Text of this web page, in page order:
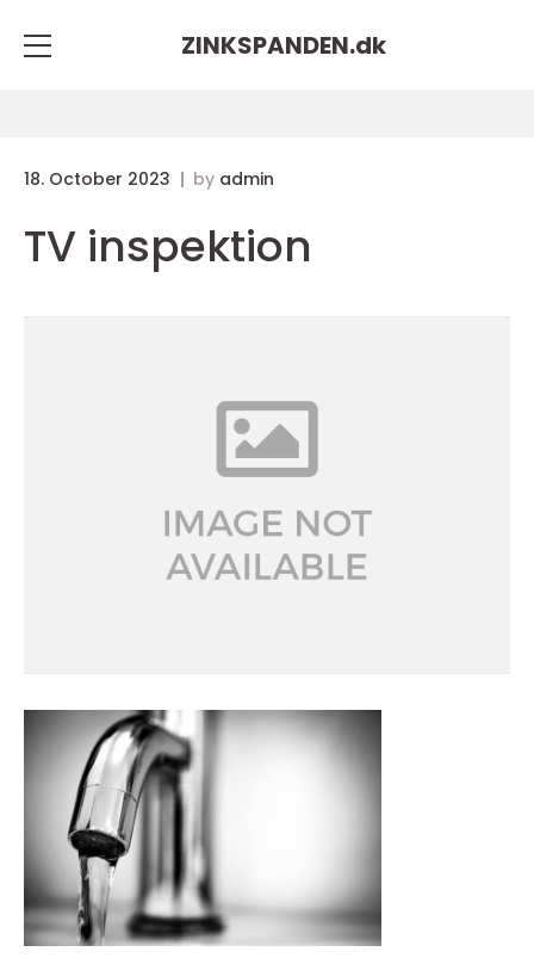
ZINKSPANDEN.dk
18. October 2023 by admin
TV inspektion